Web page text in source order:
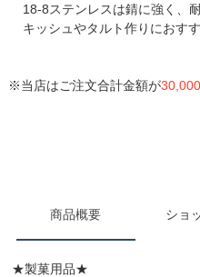
18-8ステンレスは錆に強く、
キッシュやタルト作りにおす
※当店はご注文合計金額が
商品概要 ショ
★製菓用品★